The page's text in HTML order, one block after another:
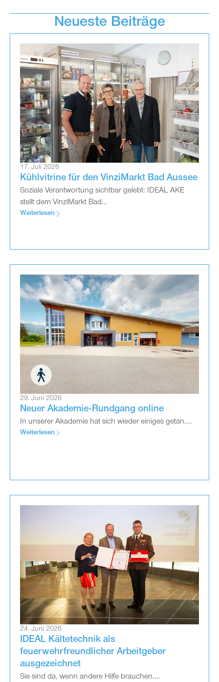
Neueste Beiträge
17. Juli 2026
Kühlvitrine für den VinziMarkt Bad Aussee
Soziale Verantwortung sichtbar gelebt: IDEAL AKE
stellt dem VinziMarkt Bad...
Weiterlesen
29. Juni 2026
Neuer Akademie-Rundgang online
In unserer Akademie hat sich wieder einiges getan....
Weiterlesen
24. Juni 2026
IDEAL Kältetechnik als
feuerwehrfreundlicher Arbeitgeber
ausgezeichnet
Sie sind da, wenn andere Hilfe brauchen....